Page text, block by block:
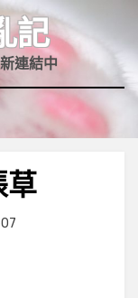
記
連結中
草